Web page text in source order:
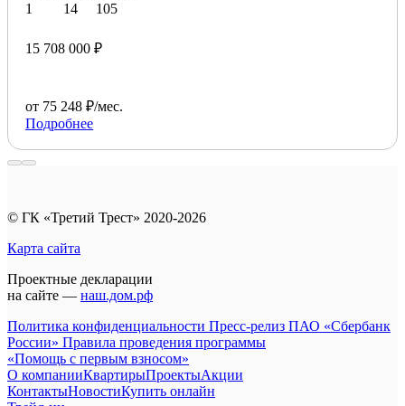
1
14
105
15 708 000 ₽
от 75 248 ₽/мес.
Подробнее
© ГК «Третий Трест» 2020-2026
Карта сайта
Проектные декларации
на сайте — наш.дом.рф
Политика конфиденциальности Пресс-релиз ПАО «Сбербанк
России» Правила проведения программы
«Помощь с первым взносом»
О компанииКвартирыПроектыАкции
КонтактыНовостиКупить онлайн